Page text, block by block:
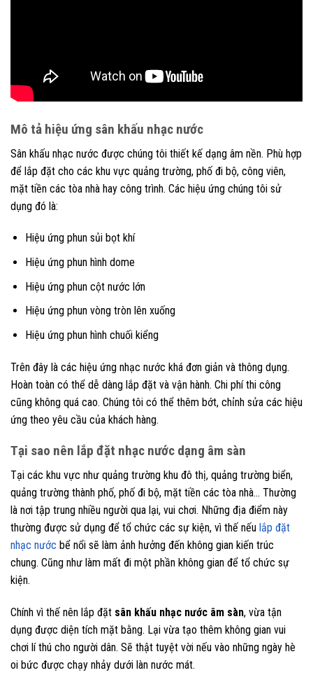
Mô tả hiệu ứng sân khấu nhạc nước
Sân khấu nhạc nước được chúng tôi thiết kế dạng âm nền. Phù hợp
để lắp đặt cho các khu vực quảng trường, phố đi bộ, công viên,
mặt tiền các tòa nhà hay công trình. Các hiệu ứng chúng tôi sử
dụng đó là:
Hiệu ứng phun sủi bọt khí
Hiệu ứng phun hình dome
Hiệu ứng phun cột nước lớn
Hiệu ứng phun vòng tròn lên xuống
Hiệu ứng phun hình chuối kiểng
Trên đây là các hiệu ứng nhạc nước khá đơn giản và thông dụng.
Hoàn toàn có thể dễ dàng lắp đặt và vận hành. Chi phí thi công
cũng không quá cao. Chúng tôi có thể thêm bớt, chỉnh sửa các hiệu
ứng theo yêu cầu của khách hàng.
Tại sao nên lắp đặt nhạc nước dạng âm sàn
Tại các khu vực như quảng trường khu đô thị, quảng trường biển,
quảng trường thành phố, phố đi bộ, mặt tiền các tòa nhà… Thường
là nơi tập trung nhiều người qua lại, vui chơi. Những địa điểm này
thường được sử dụng để tổ chức các sự kiện, vì thế nếu lắp đặt
nhạc nước bể nổi sẽ làm ảnh hưởng đến không gian kiến trúc
chung. Cũng như làm mất đi một phần không gian để tổ chức sự
kiện.
Chính vì thế nên lắp đặt sân khấu nhạc nước âm sàn, vừa tận
dụng được diện tích mặt bằng. Lại vừa tạo thêm không gian vui
chơi lí thú cho người dân. Sẽ thật tuyệt vời nếu vào những ngày hè
oi bức được chạy nhảy dưới làn nước mát.